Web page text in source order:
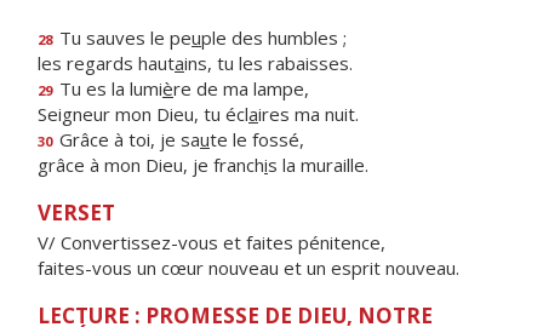
28 Tu sauves le peuple des humbles ;
les regards hautains, tu les rabaisses.
29 Tu es la lumière de ma lampe,
Seigneur mon Dieu, tu éclaires ma nuit.
30 Grâce à toi, je saute le fossé,
grâce à mon Dieu, je franchis la muraille.
VERSET
V/ Convertissez-vous et faites pénitence,
faites-vous un cœur nouveau et un esprit nouveau.
LECTURE : PROMESSE DE DIEU, NOTRE